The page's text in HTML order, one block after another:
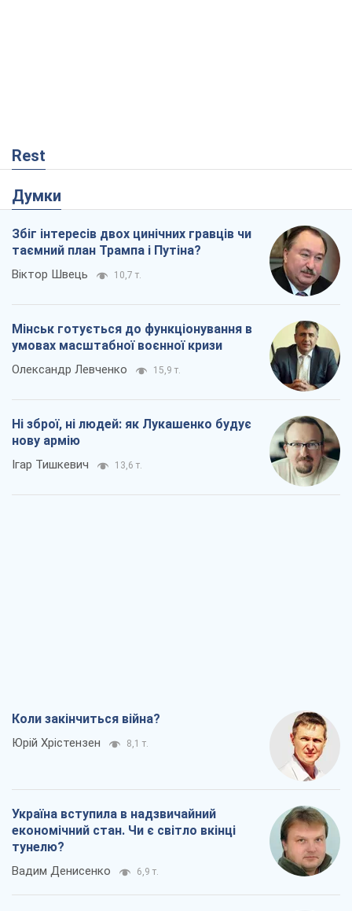
Rest
Думки
Збіг інтересів двох цинічних гравців чи
таємний план Трампа і Путіна?
Віктор Швець 10,7 т.
Мінськ готується до функціонування в
умовах масштабної воєнної кризи
Олександр Левченко 15,9 т.
Ні зброї, ні людей: як Лукашенко будує
нову армію
Ігар Тишкевич 13,6 т.
Коли закінчиться війна?
Юрій Хрістензен 8,1 т.
Україна вступила в надзвичайний
економічний стан. Чи є світло вкінці
тунелю?
Вадим Денисенко 6,9 т.